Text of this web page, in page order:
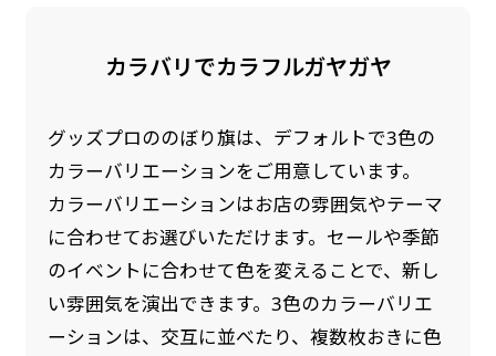
カラバリでカラフルガヤガヤ
グッズプロののぼり旗は、デフォルトで3色の
カラーバリエーションをご用意しています。
カラーバリエーションはお店の雰囲気やテーマ
に合わせてお選びいただけます。セールや季節
のイベントに合わせて色を変えることで、新し
い雰囲気を演出できます。3色のカラーバリエ
ーションは、交互に並べたり、複数枚おきに色